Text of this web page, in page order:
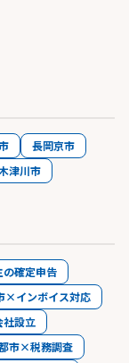
長岡京市
津川市
確定申告
×インボイス対応
設立
市×税務調査